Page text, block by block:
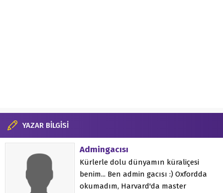
YAZAR BİLGİSİ
Admingacısı
Kürlerle dolu dünyamın küraliçesi
benim... Ben admin gacısı :) Oxfordda
okumadım, Harvard'da master